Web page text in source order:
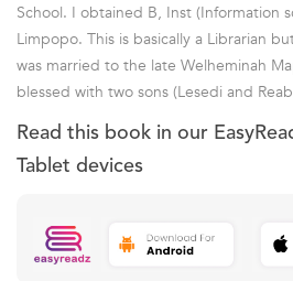
School. I obtained B, Inst (Information
Limpopo. This is basically a Librarian
was married to the late Welheminah
blessed with two sons (Lesedi and
Read this book in our
Tablet devices